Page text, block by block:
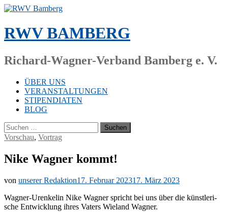
Zum
springen
RWV BAMBERG
Richard-Wagner-Verband Bamberg e. V.
ÜBER UNS
VERANSTALTUNGEN
STIPENDIATEN
BLOG
Suchen
nach:
Vorschau, Vortrag
Nike Wagner kommt!
von unserer Redaktion17. Februar 202317. März 2023
Wag­ner-Ur­en­ke­lin Nike Wag­ner spricht bei uns über die künst­le­ri­
sche Ent­wick­lung ih­res Va­ters Wie­land Wagner.